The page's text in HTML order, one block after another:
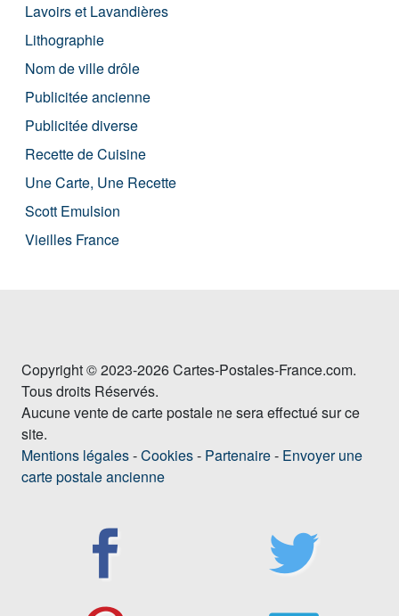
Lavoirs et Lavandières
Lithographie
Nom de ville drôle
Publicitée ancienne
Publicitée diverse
Recette de Cuisine
Une Carte, Une Recette
Scott Emulsion
Vieilles France
Copyright © 2023-2026 Cartes-Postales-France.com.
Tous droits Réservés.
Aucune vente de carte postale ne sera effectué sur ce
site.
Mentions légales-Cookies- Partenaire- Envoyer une
carte postale ancienne